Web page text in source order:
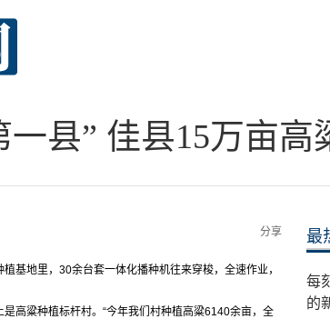
一县” 佳县15万亩高
分享
基地里，30余台套一体化播种机往来穿梭，全速作业，
高粱种植标杆村。“今年我们村种植高粱6140余亩，全
最
每
的